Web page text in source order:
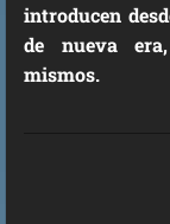
introducen
de nueva
mismos.